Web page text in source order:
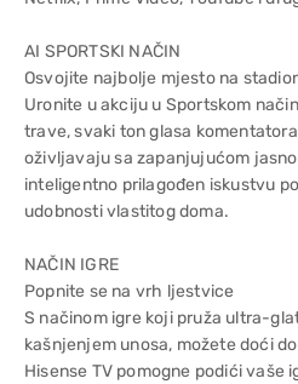
AI SPORTSKI NAČIN
Osvojite najbolje mjesto na
Uronite u akciju u Sportskom
trave, svaki ton glasa
oživljavaju sa zapanjujućom
inteligentno prilagođen iskustvu
udobnosti vlastitog doma.
NAČIN IGRE
Popnite se na vrh ljestvice
S načinom igre koji pruža ultra-
kašnjenjem unosa, možete doći
Hisense TV pomogne podići vaše